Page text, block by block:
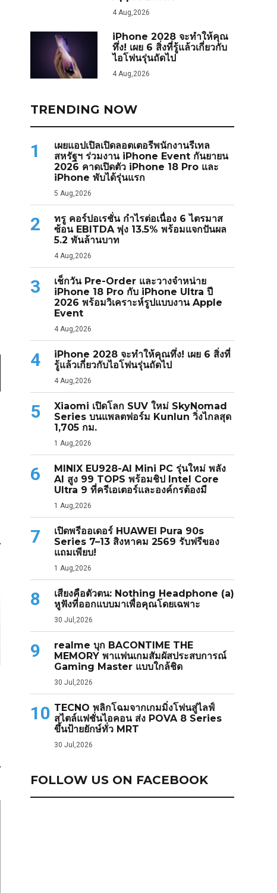
4 Aug,2026
iPhone 2028 จะทำให้คุณ
ทึ่ง! เผย 6 สิ่งที่รู้แล้วเกี่ยวกับ
ไอโฟนรุ่นถัดไป
4 Aug,2026
TRENDING NOW
1
เผยแอปเปิลเปิดลอตเตอรีพนักงานรีเทล
สหรัฐฯ ร่วมงาน iPhone Event กันยายน
2026 คาดเปิดตัว iPhone 18 Pro และ
iPhone พับได้รุ่นแรก
5 Aug,2026
2
ทรู คอร์ปอเรชั่น กำไรต่อเนื่อง 6 ไตรมาส
ซ้อน EBITDA พุ่ง 13.5% พร้อมแจกปันผล
5.2 พันล้านบาท
4 Aug,2026
3
เช็กวัน Pre-Order และวางจำหน่าย
iPhone 18 Pro กับ iPhone Ultra ปี
2026 พร้อมวิเคราะห์รูปแบบงาน Apple
Event
4 Aug,2026
4
iPhone 2028 จะทำให้คุณทึ่ง! เผย 6 สิ่งที่
รู้แล้วเกี่ยวกับไอโฟนรุ่นถัดไป
4 Aug,2026
5
Xiaomi เปิดโลก SUV ใหม่ SkyNomad
Series บนแพลตฟอร์ม Kunlun วิ่งไกลสุด
1,705 กม.
1 Aug,2026
6
MINIX EU928-AI Mini PC รุ่นใหม่ พลัง
AI สูง 99 TOPS พร้อมชิป Intel Core
Ultra 9 ที่ครีเอเตอร์และองค์กรต้องมี
1 Aug,2026
7
เปิดพรีออเดอร์ HUAWEI Pura 90s
Series 7–13 สิงหาคม 2569 รับฟรีของ
แถมเพียบ!
1 Aug,2026
8
เสียงคือตัวตน: Nothing Headphone (a)
หูฟังที่ออกแบบมาเพื่อคุณโดยเฉพาะ
30 Jul,2026
9
realme บุก BACONTIME THE
MEMORY พาแฟนเกมสัมผัสประสบการณ์
Gaming Master แบบใกล้ชิด
30 Jul,2026
10 TECNO พลิกโฉมจากเกมมิ่งโฟนสู่ไลฟ์
สไตล์แฟชั่นไอคอน ส่ง POVA 8 Series
ขึ้นป้ายยักษ์ทั่ว MRT
30 Jul,2026
FOLLOW US ON FACEBOOK